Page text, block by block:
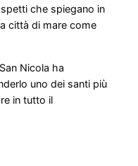
che spiegano in
città di mare come
Nicola ha
uno dei santi più
in tutto il